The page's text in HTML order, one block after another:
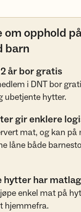
om opphold
barn
år bor gratis
i DNT bor
ubetjente hytter.
gir enklere
mat, og kan på
låne både
hytter har
enkel mat på
hjemmefra.